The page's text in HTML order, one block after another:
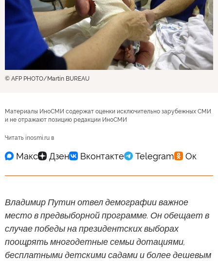
© AFP PHOTO/Martin BUREAU
Материалы ИноСМИ содержат оценки исключительно зарубежных СМИ
и не отражают позицию редакции ИноСМИ
Читать inosmi.ru в
Владимир Путин отвел демографии важное
место в предвыборной программе. Он обещает в
случае победы на президентских выборах
поощрять многодетные семьи дотациями,
бесплатными детскими садами и более дешевым